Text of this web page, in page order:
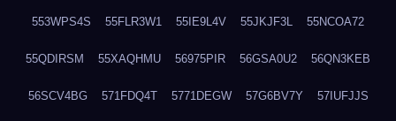
553WPS4S 55FLR3W1 55IE9L4V 55JKJF3L 55NCOA72
55QDIRSM 55XAQHMU 56975PIR 56GSA0U2 56QN3KEB
56SCV4BG 571FDQ4T 5771DEGW 57G6BV7Y 57IUFJJS